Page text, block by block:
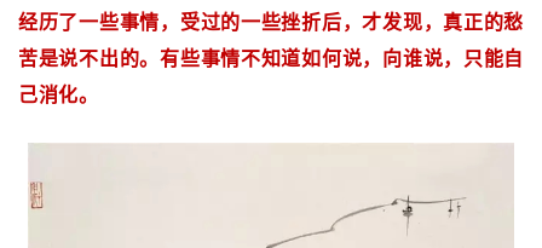
经历了一些事情，受过的一些挫折后，才发现，真正的愁
苦是说不出的。有些事情不知道如何说，向谁说，只能自
己消化。